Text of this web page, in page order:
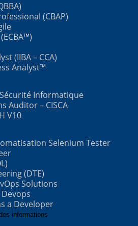
(CBAP)
(IIBA – CCA)
Analyst™
Informatique
Auditor – CISCA
V10
Selenium Tester
(DTE)
Solutions
a Developer
informations